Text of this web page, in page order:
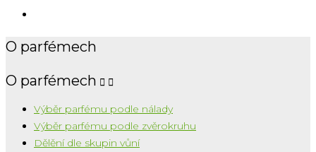
O parfémech
O parfémech  
Výběr parfému podle nálady
Výběr parfému podle zvěrokruhu
Dělění dle skupin vůní